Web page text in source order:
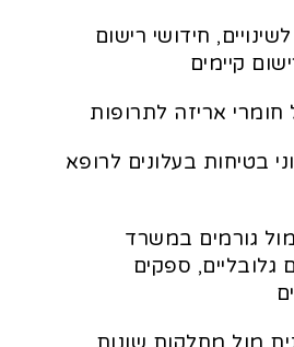
חידושי רישום
קיימים
חומרי אריזה לתרופות
בטיחות בעלונים לרופא
גורמים במשרד
גלובליים, ספקים